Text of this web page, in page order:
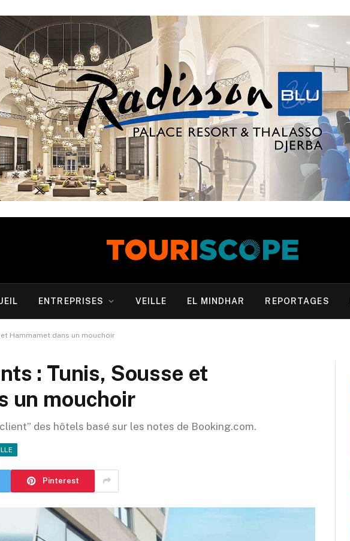
ENTREPRISES VEILLE EL MINDHAR REPORTAGES
Hammamet dans un mouchoir
: Tunis, Sousse et
un mouchoir
des hôtels basé sur les notes de Booking.com.
Pinterest